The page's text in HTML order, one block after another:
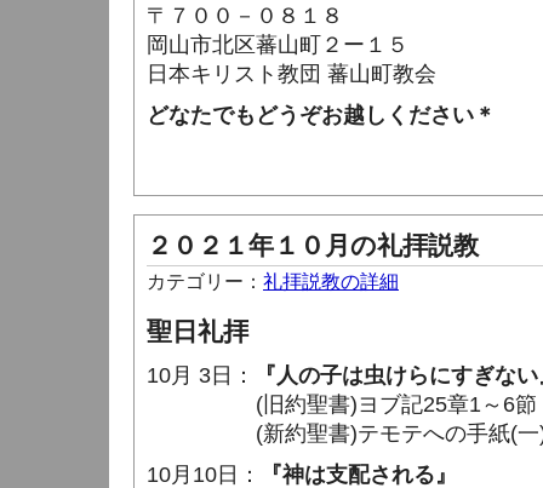
〒７００－０８１８
岡山市北区蕃山町２ー１５
日本キリスト教団 蕃山町教会
どなたでもどうぞお越しください＊
２０２１年１０月の礼拝説教
カテゴリー： 礼拝説教の詳細
聖日礼拝
10月 3日：
『人の子は虫けらにすぎな
(旧約聖書)ヨブ記25章1～6節
(新約聖書)テモテへの手紙(一)1
10月10日：
『神は支配される』